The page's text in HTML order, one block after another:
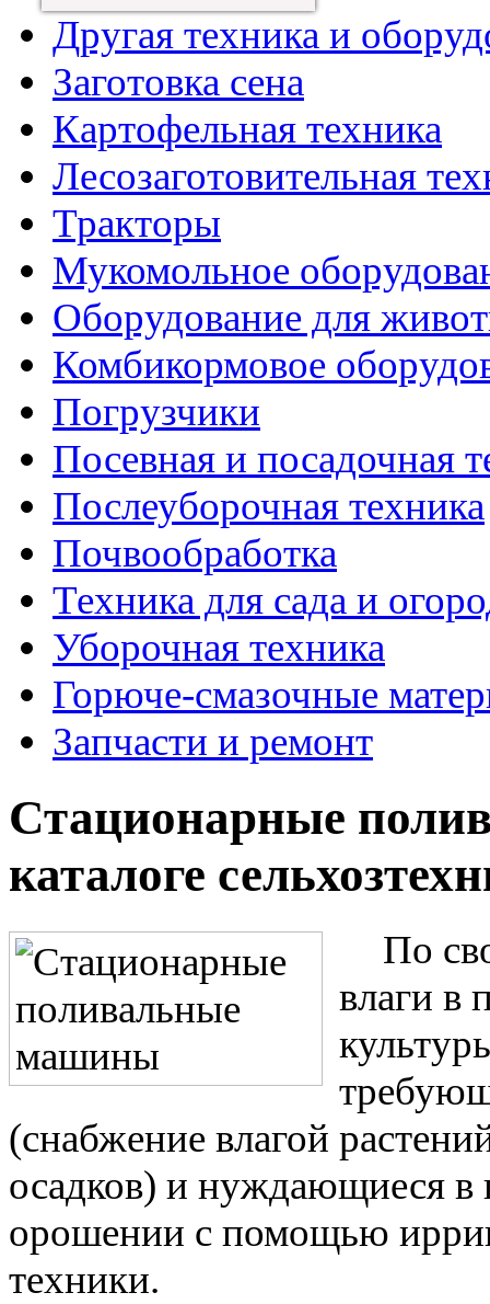
Другая техника и
Заготовка сена
Картофельная техника
Лесозаготовительная
Тракторы
Мукомольное
Оборудование для
Комбикормовое
Погрузчики
Посевная и посадочная
Послеуборочная техника
Почвообработка
Техника для сада и
Уборочная техника
Горюче-смазочные
Запчасти и ремонт
Стационарные
каталоге
По
влаги в
(снабжение влагой
осадков) и нуждающиеся в
орошении с помощью
техники.